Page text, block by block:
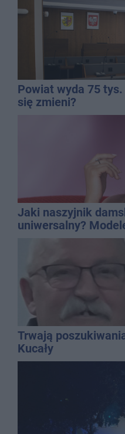
Powiat wyda 75 tys.
się zmieni?
Jaki naszyjnik
uniwersalny?
wielu stylizacji
Trwają
Kucały